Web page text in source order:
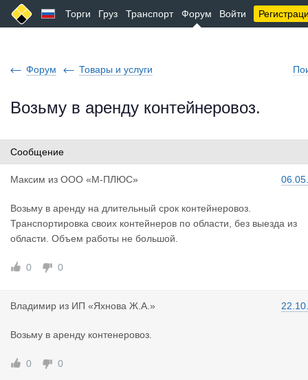
Торги Груз Транспорт Форум Войти
Форум Товары и услуги
Возьму в аренду контейнеровоз.
Сообщение
Максим из ООО «М-ПЛЮС»
Возьму в аренду на длительный срок контейнеровоз.
Транспортировка своих контейнеров по области, без выезда из
области. Объем работы не большой.
0 0
Владимир из ИП «Яхнова Ж.А.»
Возьму в аренду контенеровоз.
0 0